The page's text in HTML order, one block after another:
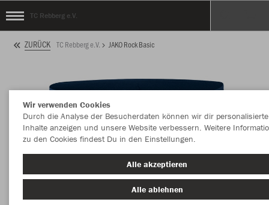
TC Rebberg e.V.
ZURÜCK TC Rebberg e.V. JAKO Rock Basic
Wir verwenden Cookies
Durch die Analyse der Besucherdaten können wir dir personalisierte
Inhalte anzeigen und unsere Website verbessern. Weitere
zu den Cookies findest Du in den Einstellungen.
Alle akzeptieren
Alle ablehnen